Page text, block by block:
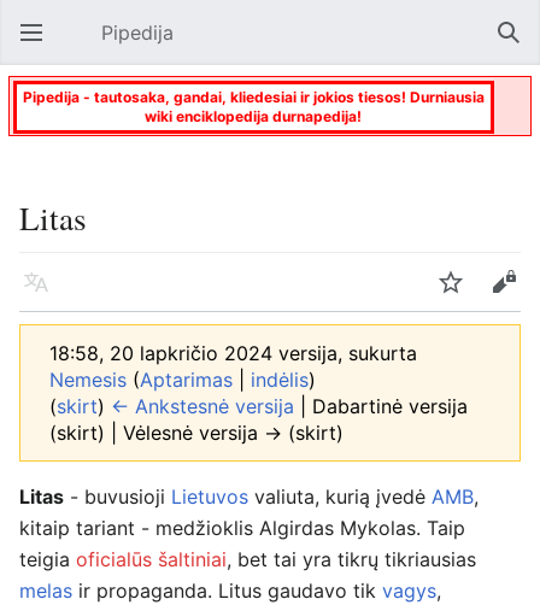
Atverti pagrindinį meniu Pipedija
Pipedija - tautosaka, gandai, kliedesiai ir jokios tiesos! Durniausia
wiki enciklopedija durnapedija!
Litas
Kalba Stebėti Keisti
18:58, 20 lapkričio 2024 versija, sukurta
Nemesis (Aptarimas indėlis)
(skirt) ← Ankstesnė versija | Dabartinė versija
(skirt) | Vėlesnė versija → (skirt)
Litas - buvusioji Lietuvos valiuta, kurią įvedė AMB,
kitaip tariant - medžioklis Algirdas Mykolas. Taip
teigia oficialūs šaltiniai, bet tai yra tikrų tikriausias
melas ir propaganda. Litus gaudavo tik vagys,